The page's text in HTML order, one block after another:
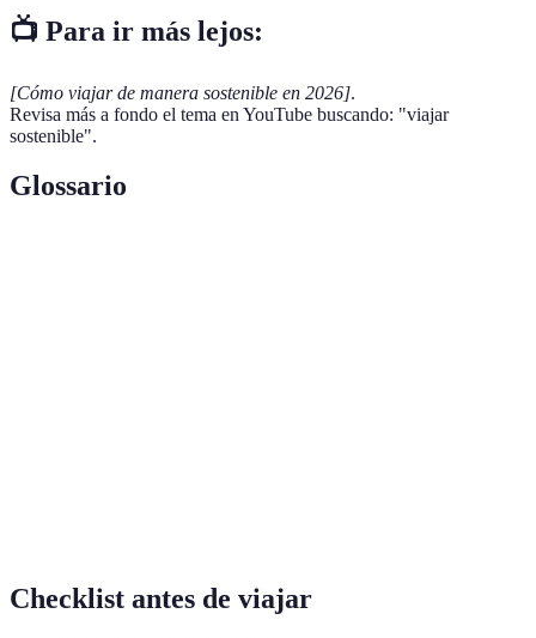
📺 Para ir más lejos:
[Cómo viajar de manera sostenible en 2026].
Revisa más a fondo el tema en YouTube buscando: "viajar
sostenible".
Glossario
Checklist antes de viajar